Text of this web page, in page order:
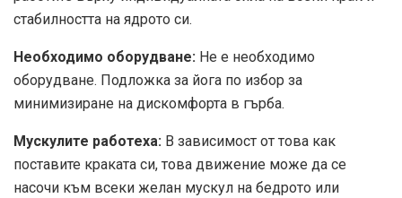
стабилността на ядрото си.
Необходимо оборудване: Не е необходимо
оборудване. Подложка за йога по избор за
минимизиране на дискомфорта в гърба.
Мускулите работеха: В зависимост от това как
поставите краката си, това движение може да се
насочи към всеки желан мускул на бедрото или